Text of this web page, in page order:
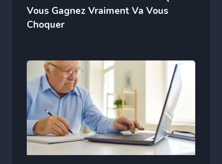
Vous Gagnez Vraiment Va Vous
Choquer